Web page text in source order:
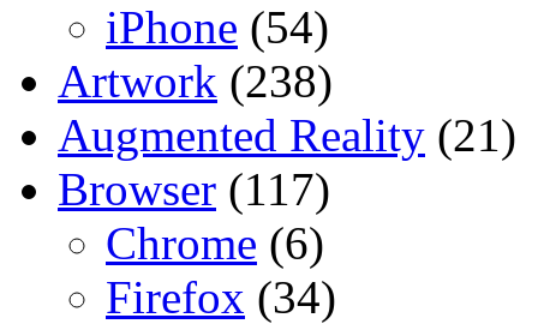
iPhone (54)
Artwork (238)
Augmented Reality (21)
Browser (117)
Chrome (6)
Firefox (34)